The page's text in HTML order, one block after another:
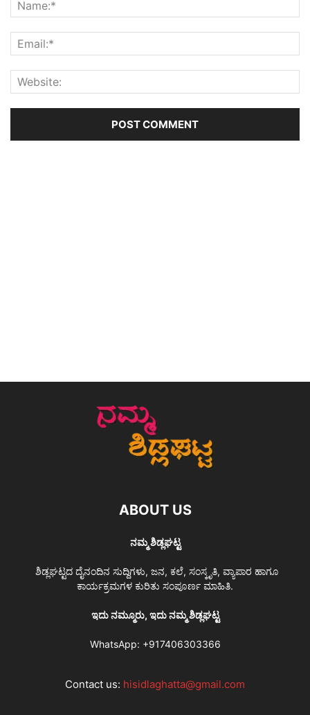
ABOUT US
ನಮ್ಮ ಶಿಡ್ಲಘಟ್ಟ
ಶಿಡ್ಲಘಟ್ಟದ ದೈನಂದಿನ ಸುದ್ದಿಗಳು, ಜನ, ಕಲೆ, ಸಂಸ್ಕೃತಿ, ವ್ಯಾಪಾರ ಹಾಗೂ
ಕಾರ್ಯಕ್ರಮಗಳ ಕುರಿತು ಸಂಪೂರ್ಣ ಮಾಹಿತಿ.
ಇದು ನಮ್ಮೂರು, ಇದು ನಮ್ಮ ಶಿಡ್ಲಘಟ್ಟ
WhatsApp: +917406303366
Contact us: hisidlaghatta@gmail.com